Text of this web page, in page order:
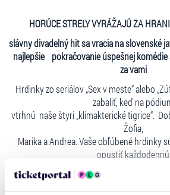
HORÚCE STRELY VYRÁŽAJÚ ZA
slávny divadelný hit sa vracia na slovenské
najlepšie pokračovanie úspešnej komédie
za vami
Hrdinky zo seriálov „Sex v meste“ alebo
zabaliť, keď na
vtrhnú naše štyri „klimakterické tigrice“.
Žofia,
Marika a Andrea. Vaše obľúbené hrdinky
opustiť každodennú
realitu a zabehnutú rutinu. V ústrety
to však také